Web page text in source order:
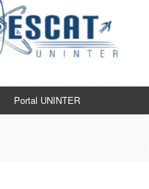
Portal UNINTER